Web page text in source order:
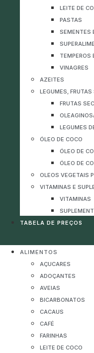
LEITE DE
PASTAS
SEMENTES
TEMPEROS
VINAGRES
AZEITES
LEGUMES,
FRUTAS
LEGUMES
ÓLEO DE COCO
ÓLEO DE
ÓLEO DE
OLEOS VEGETAIS
VITAMINAS E
VITAMINAS
TABELA DE PREÇOS
ALIMENTOS
AÇUCARES
ADOÇANTES
AVEIAS
BICARBONATOS
CACAUS
CAFÉ
FARINHAS
LEITE DE COCO